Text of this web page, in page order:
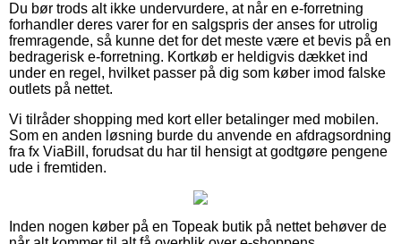
Du bør trods alt ikke undervurdere, at når en e-forretning
forhandler deres varer for en salgspris der anses for utrolig
fremragende, så kunne det for det meste være et bevis på en
bedragerisk e-forretning. Kortkøb er heldigvis dækket ind
under en regel, hvilket passer på dig som køber imod falske
outlets på nettet.
Vi tilråder shopping med kort eller betalinger med mobilen.
Som en anden løsning burde du anvende en afdragsordning
fra fx ViaBill, forudsat du har til hensigt at godtgøre pengene
ude i fremtiden.
Inden nogen køber på en Topeak butik på nettet behøver de